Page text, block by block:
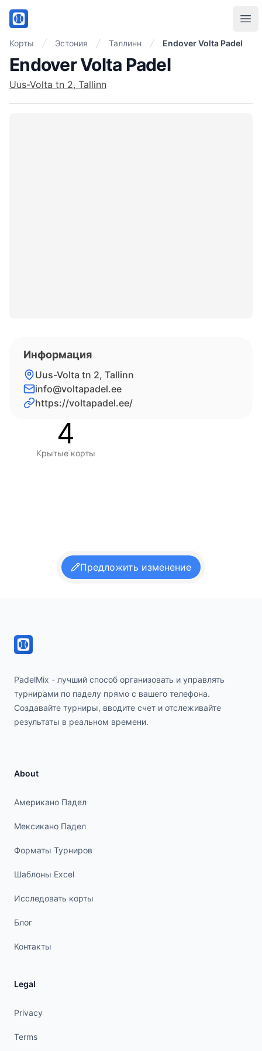
PadelMix
Корты Эстония Таллинн Endover Volta Padel
Endover Volta Padel
Uus-Volta tn 2, Tallinn
Информация
Uus-Volta tn 2, Tallinn
info@voltapadel.ee
https://voltapadel.ee/
4
Крытые корты
Предложить изменение
PadelMix - лучший способ организовать и управлять
турнирами по паделу прямо с вашего телефона.
Создавайте турниры, вводите счет и отслеживайте
результаты в реальном времени.
About
Американо Падел
Мексикано Падел
Форматы Турниров
Шаблоны Excel
Исследовать корты
Блог
Контакты
Legal
Privacy
Terms